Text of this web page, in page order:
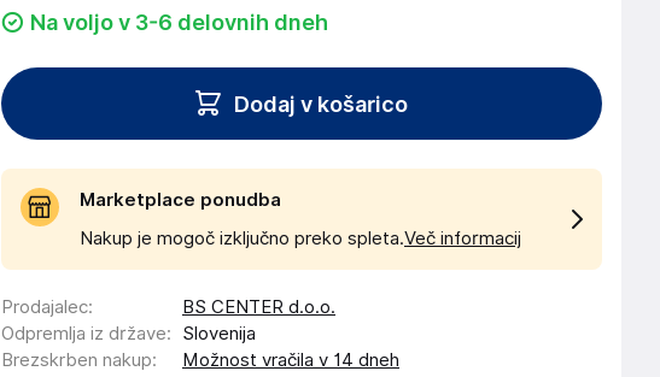
Na voljo v 3-6 delovnih dneh
Dodaj v košarico
Marketplace ponudba
Nakup je mogoč izključno preko spleta.Več informacij
Prodajalec:
BS CENTER d.o.o.
Odpremlja iz države:
Slovenija
Brezskrben nakup: Možnost vračila v 14 dneh